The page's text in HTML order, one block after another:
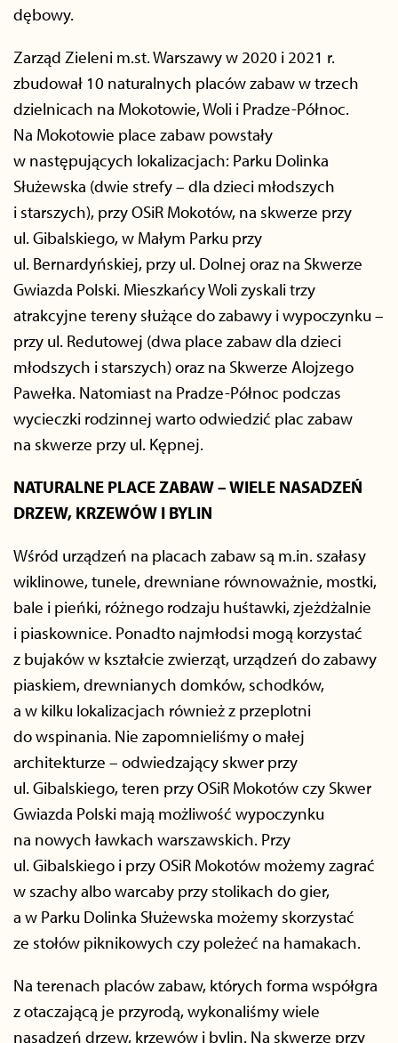
dębowy.
Zarząd Zieleni m.st. Warszawy w 2020 i 2021 r.
zbudował 10 naturalnych placów zabaw w trzech
dzielnicach na Mokotowie, Woli i Pradze-Północ.
Na Mokotowie place zabaw powstały
w następujących lokalizacjach: Parku Dolinka
Służewska (dwie strefy – dla dzieci młodszych
i starszych), przy OSiR Mokotów, na skwerze przy
ul. Gibalskiego, w Małym Parku przy
ul. Bernardyńskiej, przy ul. Dolnej oraz na Skwerze
Gwiazda Polski. Mieszkańcy Woli zyskali trzy
atrakcyjne tereny służące do zabawy i wypoczynku –
przy ul. Redutowej (dwa place zabaw dla dzieci
młodszych i starszych) oraz na Skwerze Alojzego
Pawełka. Natomiast na Pradze-Północ podczas
wycieczki rodzinnej warto odwiedzić plac zabaw
na skwerze przy ul. Kępnej.
NATURALNE PLACE ZABAW – WIELE NASADZEŃ
DRZEW, KRZEWÓW I BYLIN
Wśród urządzeń na placach zabaw są m.in. szałasy
wiklinowe, tunele, drewniane równoważnie, mostki,
bale i pieńki, różnego rodzaju huśtawki, zjeżdżalnie
i piaskownice. Ponadto najmłodsi mogą korzystać
z bujaków w kształcie zwierząt, urządzeń do zabawy
piaskiem, drewnianych domków, schodków,
a w kilku lokalizacjach również z przeplotni
do wspinania. Nie zapomnieliśmy o małej
architekturze – odwiedzający skwer przy
ul. Gibalskiego, teren przy OSiR Mokotów czy Skwer
Gwiazda Polski mają możliwość wypoczynku
na nowych ławkach warszawskich. Przy
ul. Gibalskiego i przy OSiR Mokotów możemy zagrać
w szachy albo warcaby przy stolikach do gier,
a w Parku Dolinka Służewska możemy skorzystać
ze stołów piknikowych czy poleżeć na hamakach.
Na terenach placów zabaw, których forma współgra
z otaczającą je przyrodą, wykonaliśmy wiele
nasadzeń drzew, krzewów i bylin. Na skwerze przy